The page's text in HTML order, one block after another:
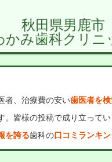
秋田県男鹿市
かみ歯科クリニ
者、治療費の安い歯医者を
。皆様の投稿で成り立ってい
を誇る歯科の口コミランキ